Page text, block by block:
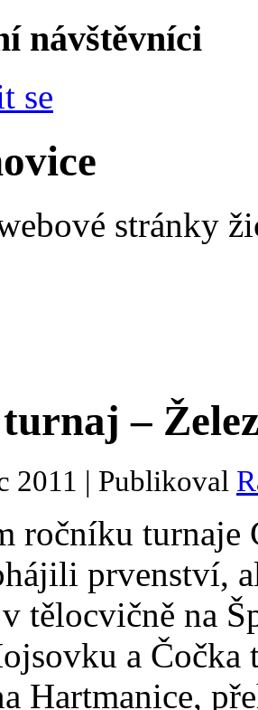
návštěvníci
se
stránky
–
2011 | Publikoval
ročníku turnaje
prvenství,
tělocvičně na
a Čočka
Hartmanice,